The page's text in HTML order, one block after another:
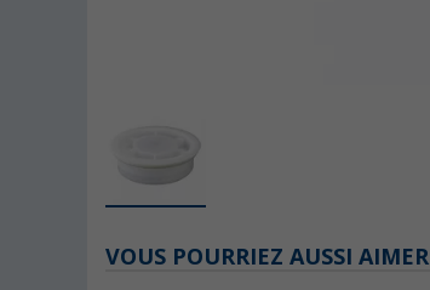
VOUS POURRIEZ AUSSI AIMER